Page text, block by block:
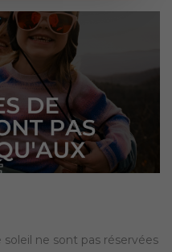
ne sont pas réservées